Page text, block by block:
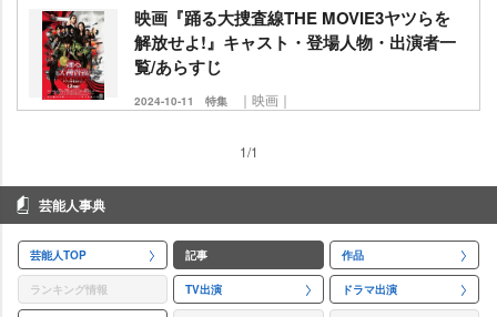
映画『踊る大捜査線THE MOVIE3ヤツらを
解放せよ!』キャスト・登場人物・出演者一
覧/あらすじ
2024-10-11 特集 ｜映画｜
1/1
芸能人事典
芸能人TOP 記事 作品
ランキング情報 TV出演 ドラマ出演